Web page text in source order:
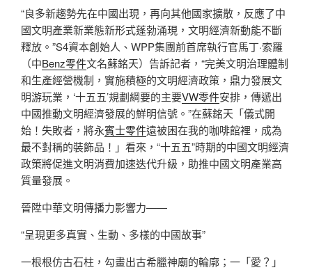
“良多新趨勢先在中國出現，再向其他國家擴散，反應了中
國文明產業新業態新形式蓬勃涌現，文明經濟新動能不斷
釋放。”S4資本創始人、WPP集團前首席執行官馬丁·索羅
（中Benz零件文名蘇銘天）告訴記者，“完美文明治理體制
和生產經營機制，實施積極的文明經濟政策，鼎力發展文
明游玩業，‘十五五’規劃綱要的主要VW零件安排，傳遞出
中國推動文明經濟發展的鮮明信號。”在蘇銘天「儀式開
始！失敗者，將永賓士零件遠被困在我的咖啡館裡，成為
最不對稱的裝飾品！」看來，“十五五”時期的中國文明經濟
政策將促進文明消費加速迭代升級，助推中國文明產業高
質量發展。
晉陞中華文明傳播力影響力——
“呈現更多真實、生動、多樣的中國故事”
一根根仿古石柱，勾畫出古希臘神廟的輪廓；一「愛？」